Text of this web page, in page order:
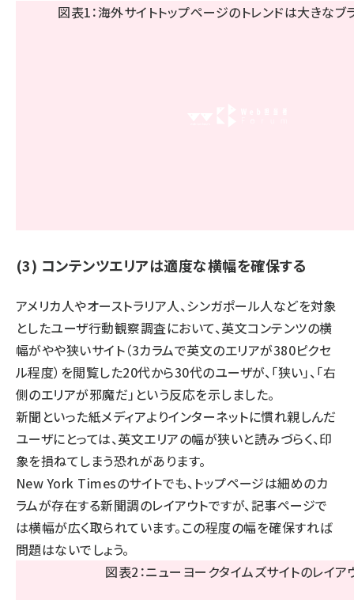
(3) コンテンツエリアは適度な横幅を確保する
アメリカ人やオーストラリア人、シンガポール人などを対象
としたユーザ行動観察調査において、英文コンテンツの横
幅がやや狭いサイト（3カラムで英文のエリアが380ピクセ
ル程度）を閲覧した20代から30代のユーザが、「狭い」、「右
側のエリアが邪魔だ」という反応を示しました。
新聞といった紙メディアよりインターネットに慣れ親しんだ
ユーザにとっては、英文エリアの幅が狭いと読みづらく、印
象を損ねてしまう恐れがあります。
New York Timesのサイトでも、トップページは細めのカ
ラムが存在する新聞調のレイアウトですが、記事ページで
は横幅が広く取られています。この程度の幅を確保すれば
問題はないでしょう。